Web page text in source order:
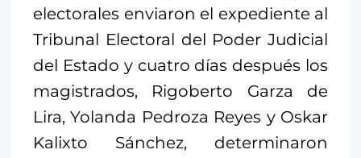
electorales enviaron el expediente al
Tribunal Electoral del Poder Judicial
del Estado y cuatro días después los
magistrados, Rigoberto Garza de
Lira, Yolanda Pedroza Reyes y Oskar
Kalixto Sánchez, determinaron